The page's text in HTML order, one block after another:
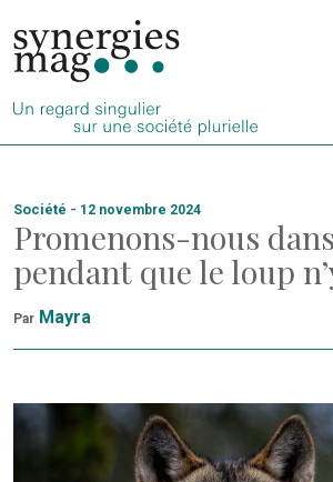
au
contenu
Société - 12 novembre 2024
Promenons-nous
pendant que le loup
Par Mayra